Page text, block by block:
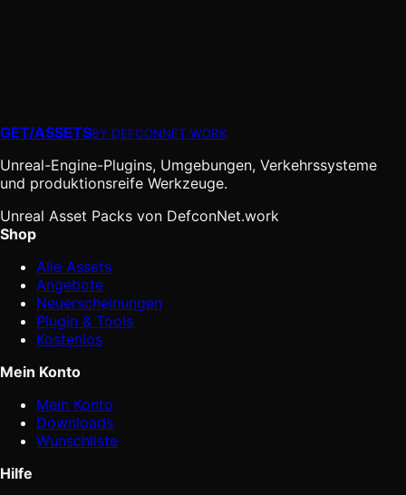
GET/ASSETSBY DEFCONNET.WORK
Unreal-Engine-Plugins, Umgebungen, Verkehrssysteme
und produktionsreife Werkzeuge.
Unreal Asset Packs von DefconNet.work
Shop
Alle Assets
Angebote
Neuerscheinungen
Plugin & Tools
Kostenlos
Mein Konto
Mein Konto
Downloads
Wunschliste
Hilfe